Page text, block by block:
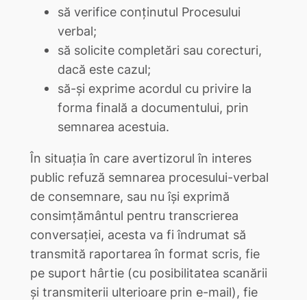
să verifice conținutul Procesului
verbal;
să solicite completări sau corecturi,
dacă este cazul;
să-și exprime acordul cu privire la
forma finală a documentului, prin
semnarea acestuia.
În situația în care avertizorul în interes
public refuză semnarea procesului-verbal
de consemnare, sau nu își exprimă
consimțământul pentru transcrierea
conversației, acesta va fi îndrumat să
transmită raportarea în format scris, fie
pe suport hârtie (cu posibilitatea scanării
și transmiterii ulterioare prin e-mail), fie